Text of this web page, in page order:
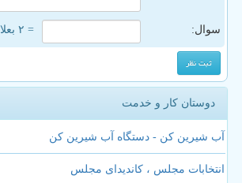
سوال: = ۲ بعلاوه ۳
دوستان کار و خدمت
آب شیرین کن - دستگاه آب شیرین کن
انتخابات مجلس ، کاندیدای مجلس